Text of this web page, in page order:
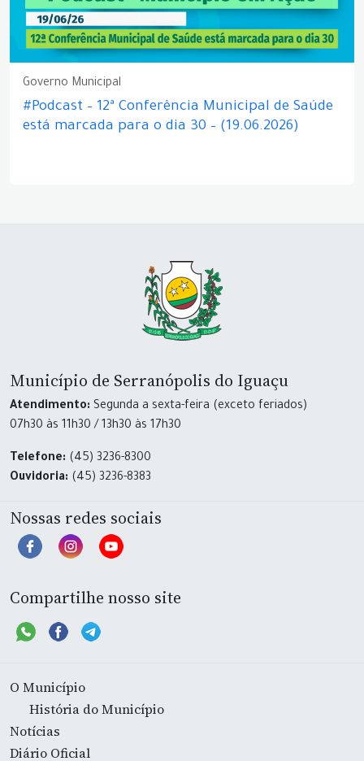
Governo Municipal
#Podcast – 12ª Conferência Municipal de Saúde
está marcada para o dia 30 – (19.06.2026)
Município de Serranópolis do Iguaçu
Atendimento: Segunda a sexta-feira (exceto feriados)
07h30 às 11h30 / 13h30 às 17h30
Telefone: (45) 3236-8300
Ouvidoria: (45) 3236-8383
Nossas redes sociais
Compartilhe nosso site
O Município
História do Município
Notícias
Diário Oficial